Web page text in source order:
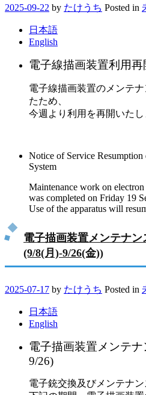
2025-09-22 by たけうち Posted in
日本語
English
電子線描画装置利用
電子線描画装置のメンテ
たため、
今週より利用を再開いたし
Notice of Service
System
Maintenance work on
was completed on Friday 19
Use of the apparatus will
電子描画装置メンテナ
(9/8(月)-9/26(金))
2025-07-17 by たけうち Posted in
日本語
English
電子描画装置メンテ
9/26)
電子銃交換及びメンテナン